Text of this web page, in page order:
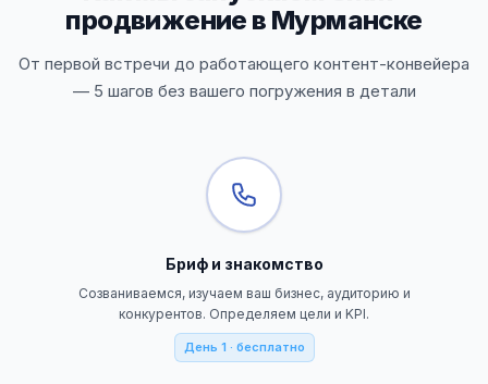
продвижение в Мурманске
От первой встречи до работающего контент-конвейера
— 5 шагов без вашего погружения в детали
Бриф и знакомство
Созваниваемся, изучаем ваш бизнес, аудиторию и
конкурентов. Определяем цели и KPI.
День 1 · бесплатно